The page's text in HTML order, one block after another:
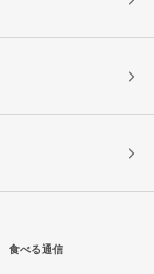
食べる通信